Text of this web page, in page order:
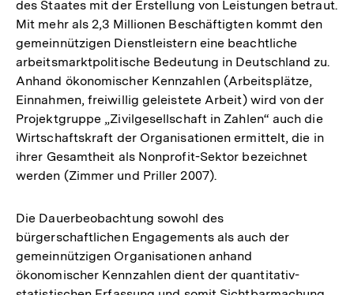
des Staates mit der Erstellung von Leistungen betraut.
Mit mehr als 2,3 Millionen Beschäftigten kommt den
gemeinnützigen Dienstleistern eine beachtliche
arbeitsmarktpolitische Bedeutung in Deutschland zu.
Anhand ökonomischer Kennzahlen (Arbeitsplätze,
Einnahmen, freiwillig geleistete Arbeit) wird von der
Projektgruppe „Zivilgesellschaft in Zahlen“ auch die
Wirtschaftskraft der Organisationen ermittelt, die in
ihrer Gesamtheit als Nonprofit-Sektor bezeichnet
werden (Zimmer und Priller 2007).
Die Dauerbeobachtung sowohl des
bürgerschaftlichen Engagements als auch der
gemeinnützigen Organisationen anhand
ökonomischer Kennzahlen dient der quantitativ-